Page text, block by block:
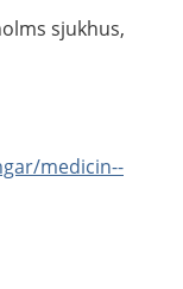
sjukhus,
medicin--